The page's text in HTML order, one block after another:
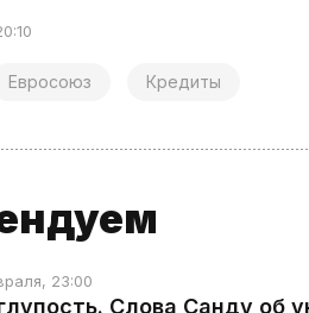
Евросоюз Кредиты
23:00
Слова Санду об